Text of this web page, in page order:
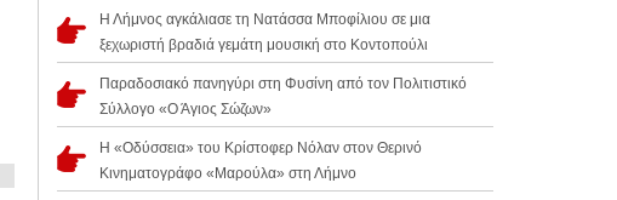
Η Λήμνος αγκάλιασε τη Νατάσσα Μποφίλιου σε μια
ξεχωριστή βραδιά γεμάτη μουσική στο Κοντοπούλι
Παραδοσιακό πανηγύρι στη Φυσίνη από τον Πολιτιστικό
Σύλλογο «Ο Άγιος Σώζων»
Η «Οδύσσεια» του Κρίστοφερ Νόλαν στον Θερινό
Κινηματογράφο «Μαρούλα» στη Λήμνο